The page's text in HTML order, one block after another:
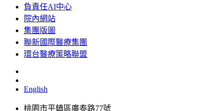
負責任AI中心
院內網站
集團版圖
聯新國際醫療集團
環台醫療策略聯盟
English
桃園市平鎮區廣泰路77號